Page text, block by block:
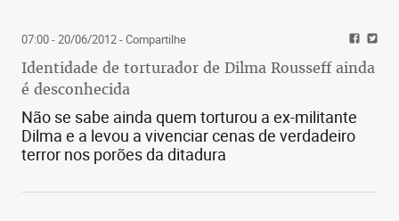
07:00 - 20/06/2012- Compartilhe
Identidade de torturador de Dilma Rousseff ainda
é desconhecida
Não se sabe ainda quem torturou a ex-militante
Dilma e a levou a vivenciar cenas de verdadeiro
terror nos porões da ditadura